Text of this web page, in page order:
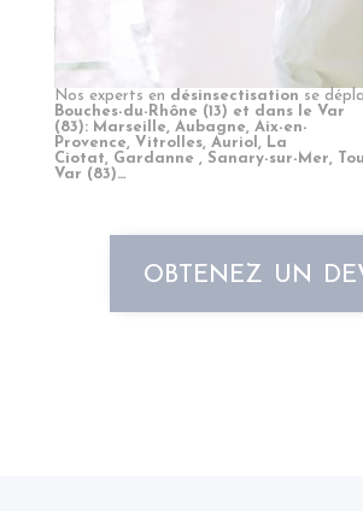
Nos experts en désinsectisation se
Bouches-du-Rhône (13) et dans le Var
(83): Marseille, Aubagne, Aix-en-
Provence, Vitrolles, Auriol ,
La
Ciotat, Gardanne , Sanary-sur-Mer,
Var (83)…
obtenez un